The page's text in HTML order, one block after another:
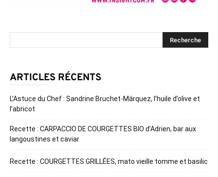
ARTICLES RÉCENTS
L’Astuce du Chef : Sandrine Bruchet-Márquez, l’huile d’olive et
l’abricot
Recette : CARPACCIO DE COURGETTES BIO d’Adrien, bar aux
langoustines et caviar
Recette : COURGETTES GRILLÉES, mato vieille tomme et basilic